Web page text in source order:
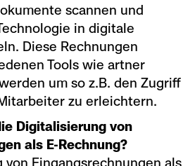
scannen und
in digitale
Diese Rechnungen
Tools wie artner
um so z.B. den Zugriff
zu erleichtern.
Digitalisierung von
als E-Rechnung?
Eingangsrechnungen als